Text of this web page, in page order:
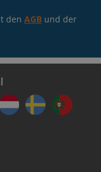
in deiner Nähe
einer Stunde
den AGB und der